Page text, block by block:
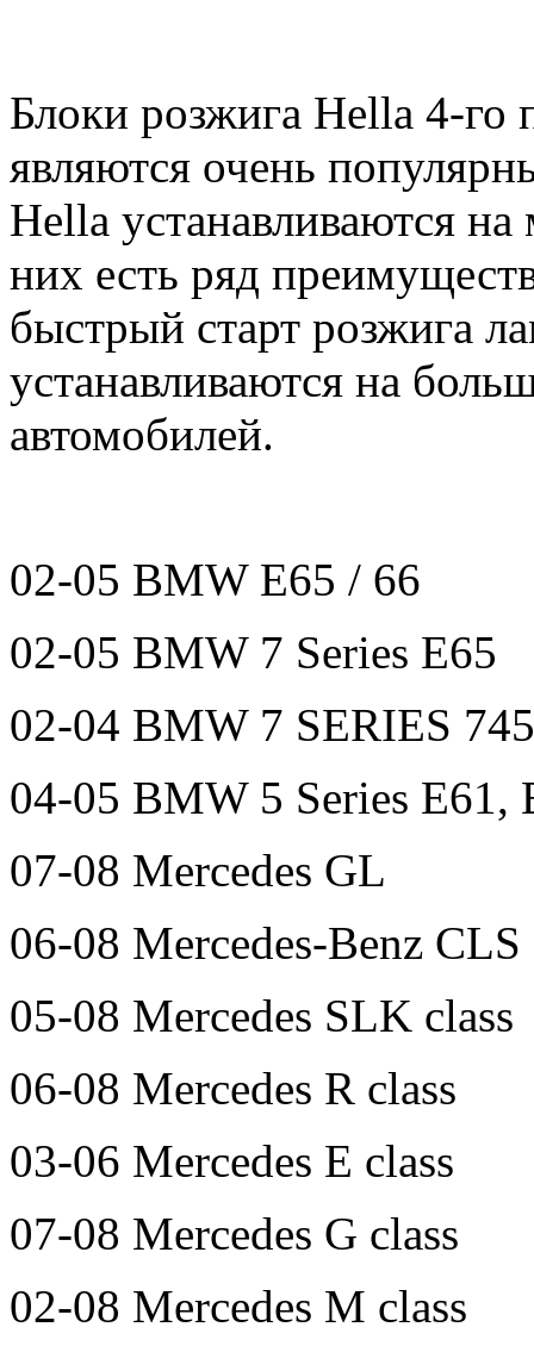
Блоки розжига Hella 4-
являются очень
Hella устанавливаются
них есть ряд
быстрый старт розжига
устанавливаются на
автомобилей.
02-05 BMW E65 / 66
02-05 BMW 7 Series E65
02-04 BMW 7 SERIES
04-05 BMW 5 Series
07-08 Mercedes GL
06-08 Mercedes-Benz CLS
05-08 Mercedes SLK class
06-08 Mercedes R class
03-06 Mercedes E class
07-08 Mercedes G class
02-08 Mercedes M class